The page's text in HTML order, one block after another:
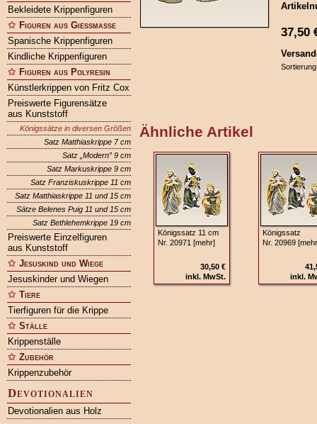
Bekleidete Krippenfiguren
Figuren aus Gießmasse
Spanische Krippenfiguren
Kindliche Krippenfiguren
Figuren aus Polyresin
Künstlerkrippen von Fritz Cox
Preiswerte Figurensätze
aus Kunststoff
Königssätze in diversen Größen
Satz Matthiaskrippe 7 cm
Satz „Modern” 9 cm
Satz Markuskrippe 9 cm
Satz Franziskuskrippe 11 cm
Satz Matthiaskrippe 11 und 15 cm
Sätze Belenes Puig 11 und 15 cm
Satz Bethlehemkrippe 19 cm
Preiswerte Einzelfiguren
aus Kunststoff
Jesuskind und Wiege
Jesuskinder und Wiegen
Tiere
Tierfiguren für die Krippe
Ställe
Krippenställe
Zubehör
Krippenzubehör
Devotionalien
Devotionalien aus Holz
37,50
Ähnliche Artikel
Königssatz 11 cm
Nr. 20971 [mehr]
30,50 €
inkl. MwSt.
Königssatz
Nr. 20969
inkl.